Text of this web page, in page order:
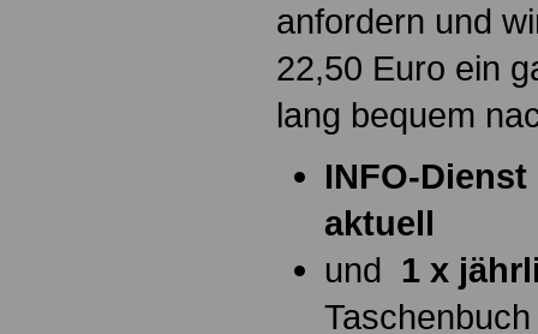
anfordern und
22,50 Euro ein
lang bequem
INFO-
aktuell
und 1 x
Taschenbuch